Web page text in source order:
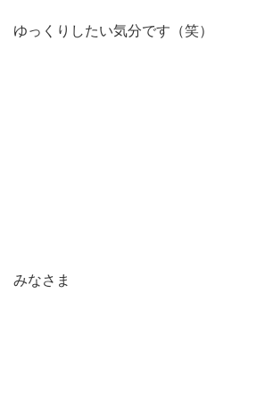
ゆっくりしたい気分です（笑）
みなさま